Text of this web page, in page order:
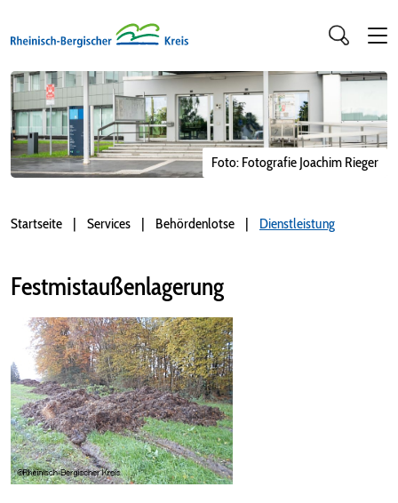
Foto: Fotografie Joachim Rieger
Startseite Services Behördenlotse Dienstleistung
Festmistaußenlagerung